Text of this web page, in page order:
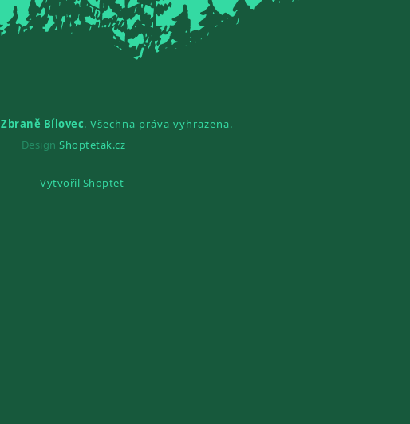
Zbraně Bílovec. Všechna práva vyhrazena.
DesignShoptetak.cz
Vytvořil Shoptet